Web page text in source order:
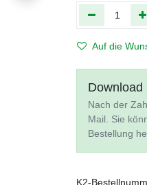
Auf die
Download
Nach der
Mail. Sie
Bestellung
K2-